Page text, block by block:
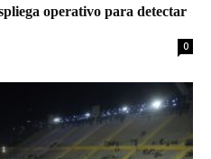
operativo para detectar
0